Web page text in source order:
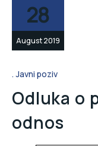
28
August 2019
Javni poziv
Odluka o
odnos